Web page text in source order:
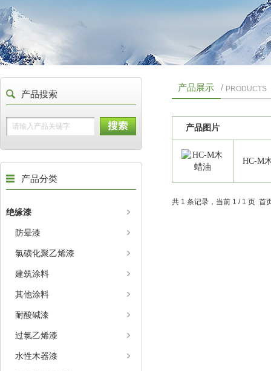
产品搜索
产品分类
绝缘漆
防晕漆
氯磺化聚乙烯漆
建筑涂料
其他涂料
耐酸碱漆
过氯乙烯漆
水性木器漆
产品展示 / PRODUCTS
产品图片
HC-M
共 1 条记录，当前 1 / 1 页